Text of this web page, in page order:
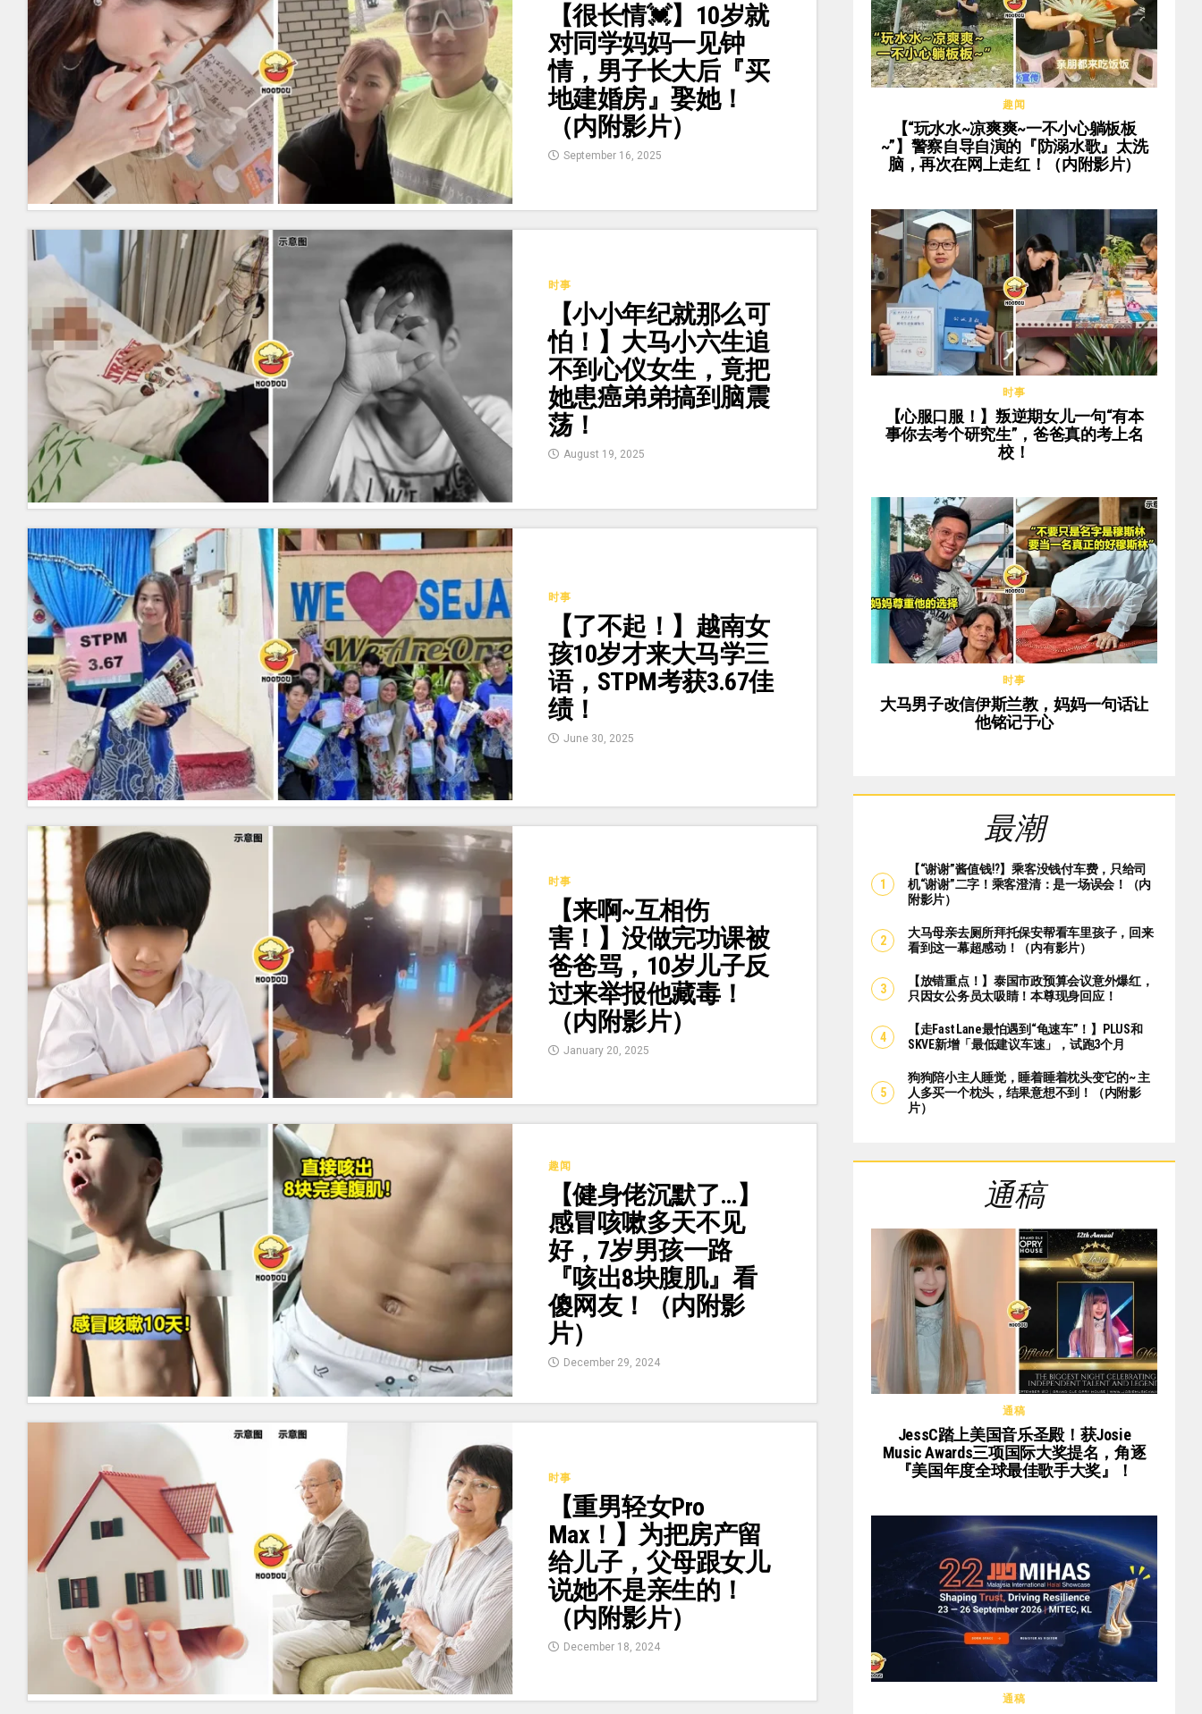
【很长情💓】10岁就
对同学妈妈一见钟
情，男子长大后『买
地建婚房』娶她！
（内附影片）
September 16, 2025
时事
【小小年纪就那么可
怕！】大马小六生追
不到心仪女生，竟把
她患癌弟弟搞到脑震
荡！
August 19, 2025
时事
【了不起！】越南女
孩10岁才来大马学三
语，STPM考获3.67佳
绩！
June 30, 2025
时事
【来啊~互相伤
害！】没做完功课被
爸爸骂，10岁儿子反
过来举报他藏毒！
（内附影片）
January 20, 2025
趣闻
【健身佬沉默了…】
感冒咳嗽多天不见
好，7岁男孩一路
『咳出8块腹肌』看
傻网友！（内附影
片）
December 29, 2024
时事
【重男轻女Pro
Max！】为把房产留
给儿子，父母跟女儿
说她不是亲生的！
（内附影片）
December 18, 2024
趣闻
【“玩水水~凉爽爽~一不小心躺板板
~”】警察自导自演的『防溺水歌』太洗
脑，再次在网上走红！（内附影片）
时事
【心服口服！】叛逆期女儿一句“有本
事你去考个研究生”，爸爸真的考上名
校！
时事
大马男子改信伊斯兰教，妈妈一句话让
他铭记于心
最潮
【“谢谢”酱值钱⁉️】乘客没钱付车费，只给司
机“谢谢”二字！乘客澄清：是一场误会！（内
附影片）
大马母亲去厕所拜托保安帮看车里孩子，回来
看到这一幕超感动！（内有影片）
【放错重点！】泰国市政预算会议意外爆红，
只因女公务员太吸睛！本尊现身回应！
【走Fast Lane最怕遇到“龟速车”！】PLUS和
SKVE新增「最低建议车速」，试跑3个月
狗狗陪小主人睡觉，睡着睡着枕头变它的~ 主
人多买一个枕头，结果意想不到！（内附影
片）
通稿
通稿
JessC踏上美国音乐圣殿！获Josie
Music Awards三项国际大奖提名，角逐
『美国年度全球最佳歌手大奖』！
通稿